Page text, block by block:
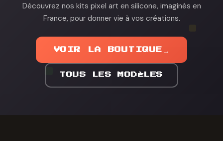
Découvrez nos kits pixel art en silicone, imaginés en
France, pour donner vie à vos créations.
VOIR LA BOUTIQUE →
TOUS LES MODÈLES